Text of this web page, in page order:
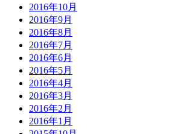
2016年10月
2016年9月
2016年8月
2016年7月
2016年6月
2016年5月
2016年4月
2016年3月
2016年2月
2016年1月